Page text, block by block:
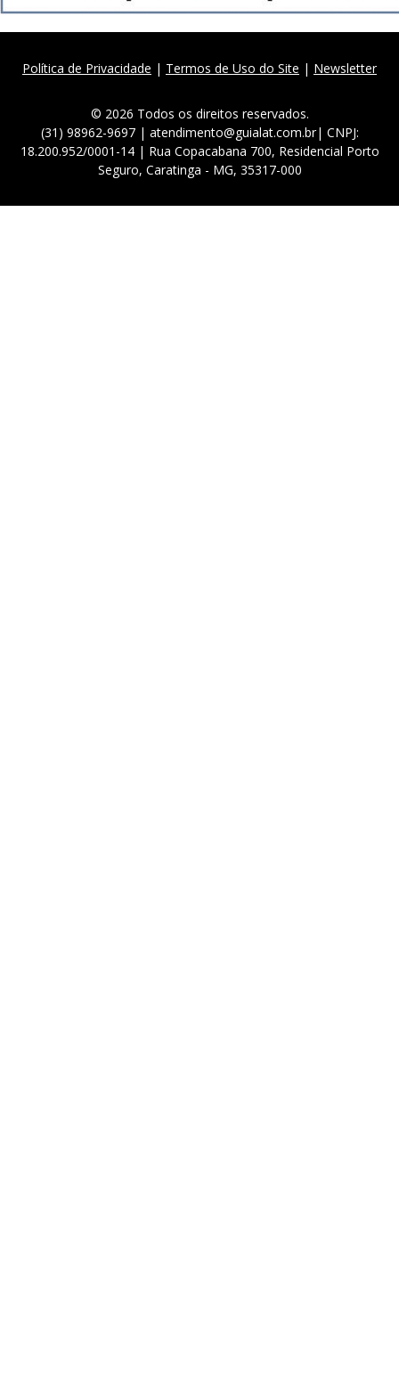
Política de Privacidade | Termos de Uso do Site | Newsletter
© 2026 Todos os direitos reservados.
(31) 98962-9697 | atendimento@guialat.com.br| CNPJ:
18.200.952/0001-14 | Rua Copacabana 700, Residencial Porto
Seguro, Caratinga - MG, 35317-000